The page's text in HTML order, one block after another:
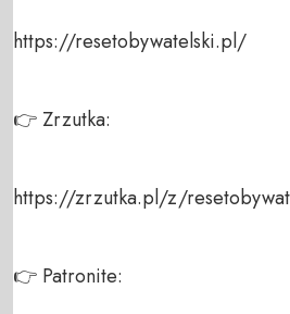
https://resetobywatelski.pl/
👉 Zrzutka:
https://zrzutka.pl/z/
👉 Patronite: